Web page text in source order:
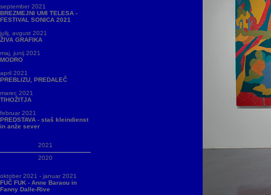
september 2021
BREZMEJNI UMI TELESA -
FESTIVAL SONICA 2021
julij, avgust 2021
ŽIVA GRAFIKA
maj, junij 2021
MODRO
april 2021
PREBLIZU, PREDALEČ
marec 2021
TIHOŽITJA
februar 2021
PREDSTAVA - staš kleindienst
in anže sever
2021
2020
oktober 2021 - januar 2021
FUČ FUK - Anne Baraou in
Fanny Dalle-Rive